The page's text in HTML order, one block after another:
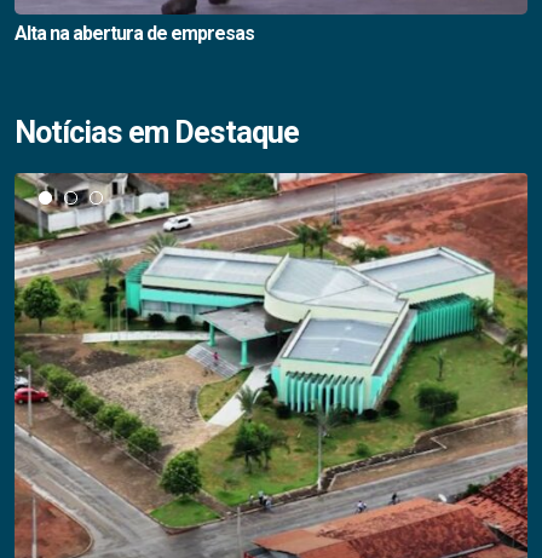
Alta na abertura de empresas
Notícias em Destaque